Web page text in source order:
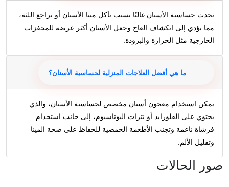
تحدث حساسية الأسنان غالبًا بسبب تآكل مينا الأسنان أو تراجع اللثة،
مما يؤدي إلى انكشاف العاج وجعل الأسنان أكثر عرضة للمحفزات
الخارجية مثل الحرارة والبرودة.
ما هي أفضل العلاجات المنزلية لحساسية الأسنان؟
يمكن استخدام معجون أسنان مخصص لحساسية الأسنان، والذي
يحتوي على الفلورايد أو نترات البوتاسيوم، إلى جانب استخدام
فرشاة ناعمة وتجنب الأطعمة الحمضية للحفاظ على صحة المينا
وتقليل الألم.
صور الحالات